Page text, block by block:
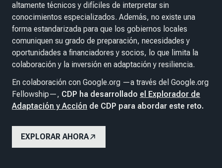
altamente técnicos y difíciles de interpretar sin
conocimientos especializados. Además, no existe una
forma estandarizada para que los gobiernos locales
comuniquen su grado de preparación, necesidades y
oportunidades a financiadores y socios, lo que limita la
colaboración y la inversión en adaptación y resiliencia.
En colaboración con Google.org —a través del Google.org
Fellowship—, CDP ha desarrollado el Explorador de
Adaptación y Acción de CDP para abordar este reto.
EXPLORAR AHORA